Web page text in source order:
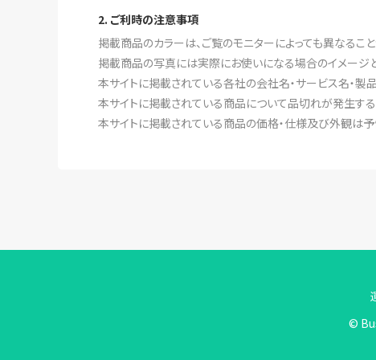
2. ご利時の注意事項
掲載商品のカラーは、ご覧のモニターによっても異なるこ
掲載商品の写真には実際にお使いになる場合のイメージ
本サイトに掲載されている各社の会社名・サービス名・製
本サイトに掲載されている商品について品切れが発生する
本サイトに掲載されている商品の価格・仕様及び外観は
©